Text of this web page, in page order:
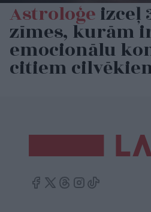
Astroloģeizceļ
zīmes, kurām
emocionālu
citiem